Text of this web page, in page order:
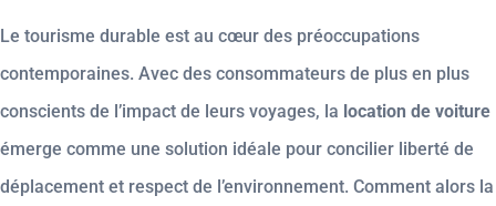
Le tourisme durable est au cœur des préoccupations
contemporaines. Avec des consommateurs de plus en plus
conscients de l’impact de leurs voyages, la location de voiture
émerge comme une solution idéale pour concilier liberté de
déplacement et respect de l’environnement. Comment alors la